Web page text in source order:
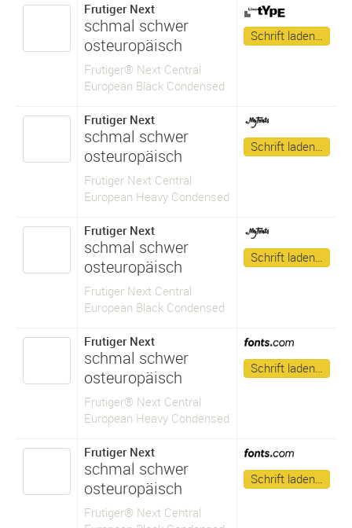
Frutiger Next
schmal schwer
osteuropäisch
Frutiger® Next Central
European Black Condensed
Schrift laden…
Frutiger Next
schmal schwer
osteuropäisch
Frutiger Next Central
European Heavy Condensed
Schrift laden…
Frutiger Next
schmal schwer
osteuropäisch
Frutiger Next Central
European Black Condensed
Schrift laden…
Frutiger Next
schmal schwer
osteuropäisch
Frutiger® Next Central
European Heavy Condensed
Schrift laden…
Frutiger Next
schmal schwer
osteuropäisch
Frutiger® Next Central
Schrift laden…